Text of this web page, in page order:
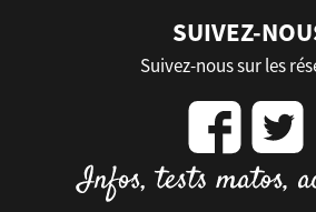
SUIVEZ-
Suivez-nous sur les